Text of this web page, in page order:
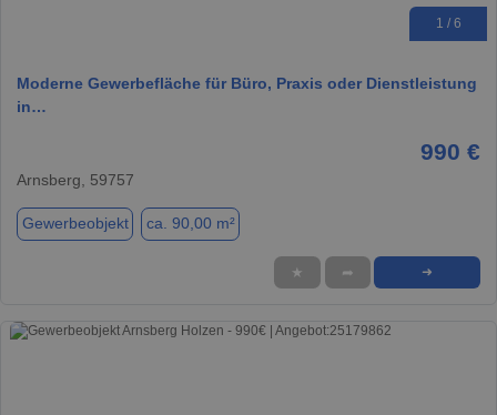
1 / 6
Moderne Gewerbefläche für Büro, Praxis oder Dienstleistung
in…
990 €
Arnsberg, 59757
Gewerbeobjekt ca. 90,00 m²
★ ➦ ➜